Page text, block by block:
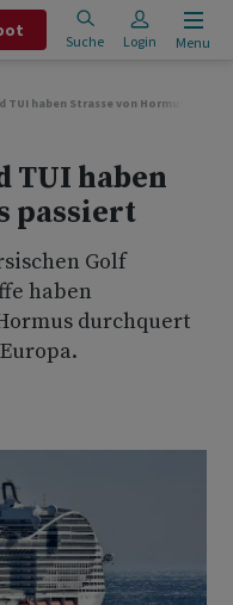
Suche Login Menu
TUI haben Strasse von Hormus
TUI haben
passiert
Golf
haben
durchquert